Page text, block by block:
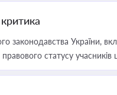
законодавства України,
статусу учасників